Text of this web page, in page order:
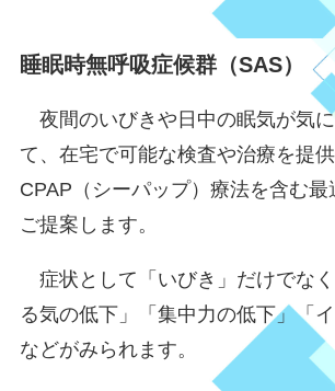
睡眠時無呼吸症候群（SAS）
夜間のいびきや日中の眠気が気
て、在宅で可能な検査や治療を提供
CPAP（シーパップ）療法を含む最
ご提案します。
症状として「いびき」だけでな
る気の低下」「集中力の低下」「
などがみられます。